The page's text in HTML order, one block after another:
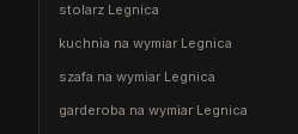
stolarz Legnica
kuchnia na wymiar Legnica
szafa na wymiar Legnica
garderoba na wymiar Legnica